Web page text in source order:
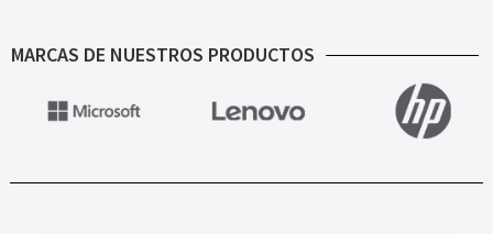
MARCAS DE NUESTROS PRODUCTOS